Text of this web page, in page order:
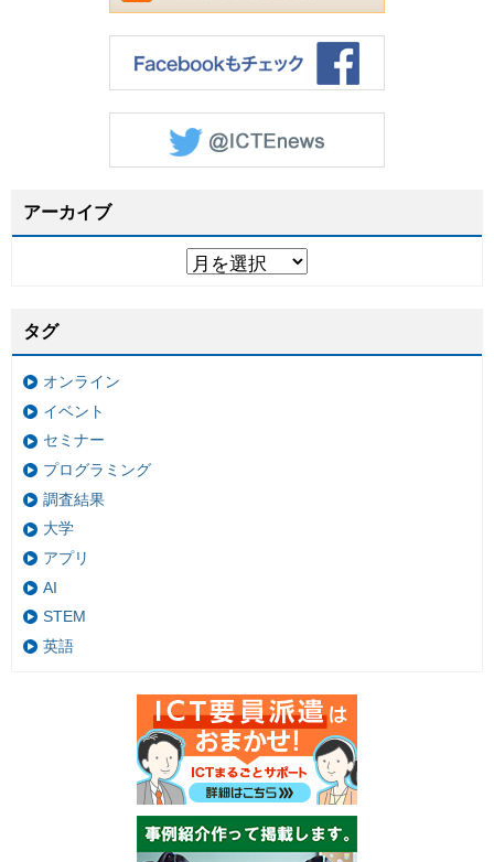
アーカイブ
タグ
オンライン
イベント
セミナー
プログラミング
調査結果
大学
アプリ
AI
STEM
英語